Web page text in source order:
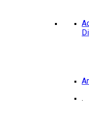
.